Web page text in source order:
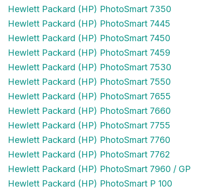
Hewlett Packard (HP) PhotoSmart 7350
Hewlett Packard (HP) PhotoSmart 7445
Hewlett Packard (HP) PhotoSmart 7450
Hewlett Packard (HP) PhotoSmart 7459
Hewlett Packard (HP) PhotoSmart 7530
Hewlett Packard (HP) PhotoSmart 7550
Hewlett Packard (HP) PhotoSmart 7655
Hewlett Packard (HP) PhotoSmart 7660
Hewlett Packard (HP) PhotoSmart 7755
Hewlett Packard (HP) PhotoSmart 7760
Hewlett Packard (HP) PhotoSmart 7762
Hewlett Packard (HP) PhotoSmart 7960 / GP
Hewlett Packard (HP) PhotoSmart P 100